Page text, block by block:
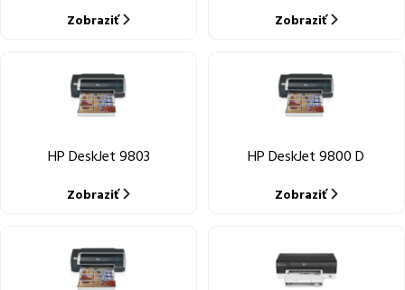
Zobraziť Zobraziť
HP DeskJet 9803
Zobraziť
HP DeskJet 9800 D
Zobraziť